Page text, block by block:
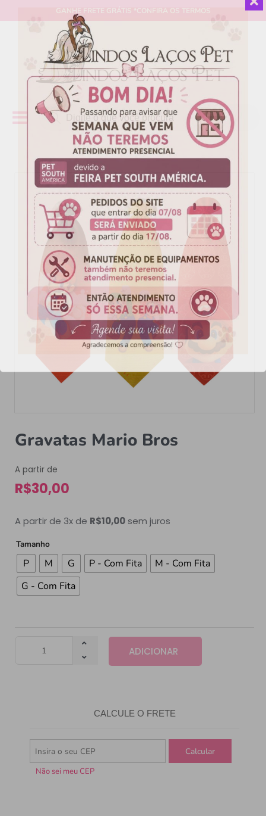
GANHE FRETE GRÁTIS *CONFIRA OS TERMOS
Gravatas Mario Bros
A partir de
R$30,00
A partir de 3x de R$10,00 sem juros
Tamanho
P M G P - Com Fita
M - Com Fita
G - Com Fita
ADICIONAR
CALCULE O FRETE
Não sei meu CEP